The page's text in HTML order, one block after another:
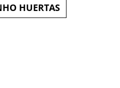
HUERTAS